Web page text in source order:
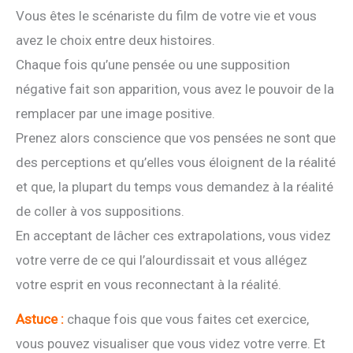
Vous êtes le scénariste du film de votre vie et vous
avez le choix entre deux histoires.
Chaque fois qu’une pensée ou une supposition
négative fait son apparition, vous avez le pouvoir de la
remplacer par une image positive.
Prenez alors conscience que vos pensées ne sont que
des perceptions et qu’elles vous éloignent de la réalité
et que, la plupart du temps vous demandez à la réalité
de coller à vos suppositions.
En acceptant de lâcher ces extrapolations, vous videz
votre verre de ce qui l’alourdissait et vous allégez
votre esprit en vous reconnectant à la réalité.
Astuce : chaque fois que vous faites cet exercice,
vous pouvez visualiser que vous videz votre verre. Et